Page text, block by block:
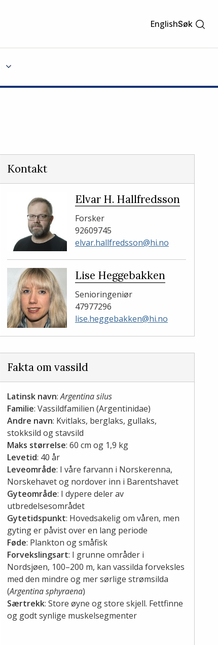
EnglishSøk
Kontakt
Elvar H. Hallfredsson
Forsker
92609745
elvar.hallfredsson@hi.no
Lise Heggebakken
Senioringeniør
47977296
lise.heggebakken@hi.no
Fakta om vassild
Latinsk navn:Argentina silus
Familie: Vassildfamilien (Argentinidae)
Andre navn: Kvitlaks, berglaks, gullaks,
stokksild og stavsild
Maks størrelse: 60 cm og 1,9 kg
Levetid: 40 år
Leveområde: I våre farvann i Norskerenna,
Norskehavet og nordover inn i Barentshavet
Gyteområde: I dypere deler av
utbredelsesområdet
Gytetidspunkt: Hovedsakelig om våren, men
gyting er påvist over en lang periode
Føde: Plankton og småfisk
Forvekslingsart: I grunne områder i
Nordsjøen, 100–200 m, kan vassilda forveksles
med den mindre og mer sørlige strømsilda
(Argentina sphyraena)
Særtrekk: Store øyne og store skjell. Fettfinne
og godt synlige muskelsegmenter